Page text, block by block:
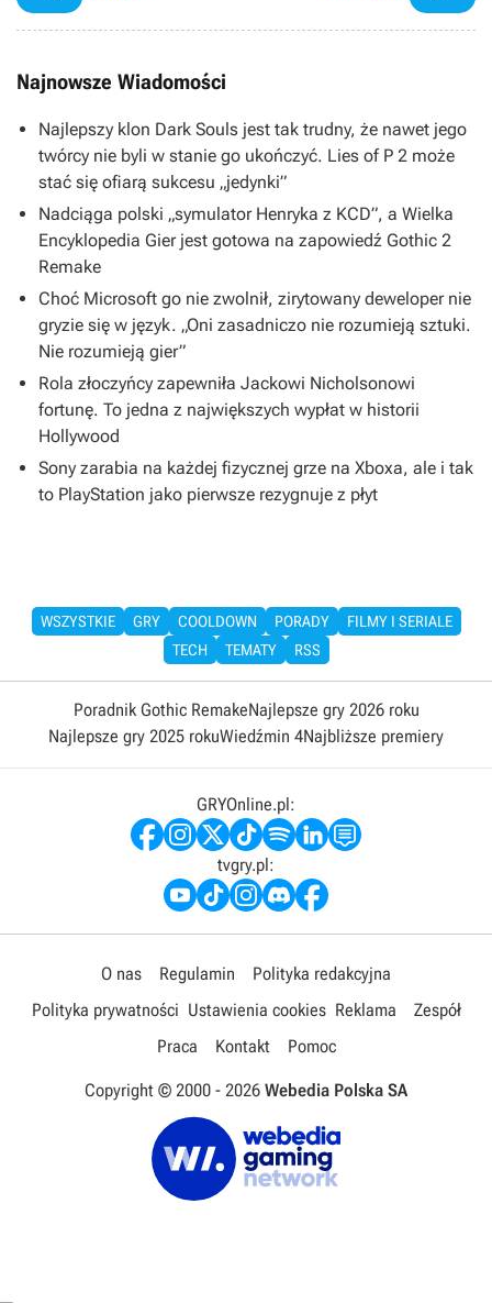
Najnowsze Wiadomości
Najlepszy klon Dark Souls jest tak trudny, że nawet jego
twórcy nie byli w stanie go ukończyć. Lies of P 2 może
stać się ofiarą sukcesu „jedynki”
Nadciąga polski „symulator Henryka z KCD”, a Wielka
Encyklopedia Gier jest gotowa na zapowiedź Gothic 2
Remake
Choć Microsoft go nie zwolnił, zirytowany deweloper nie
gryzie się w język. „Oni zasadniczo nie rozumieją sztuki.
Nie rozumieją gier”
Rola złoczyńcy zapewniła Jackowi Nicholsonowi
fortunę. To jedna z największych wypłat w historii
Hollywood
Sony zarabia na każdej fizycznej grze na Xboxa, ale i tak
to PlayStation jako pierwsze rezygnuje z płyt
WSZYSTKIE GRY COOLDOWN PORADY
FILMY I SERIALE
TECH
TEMATY RSS
Poradnik Gothic RemakeNajlepsze gry 2026 roku
Najlepsze gry 2025 rokuWiedźmin 4Najbliższe premiery
GRYOnline.pl:
tvgry.pl:
O nas Regulamin
Polityka redakcyjna
Polityka prywatności Ustawienia cookies Reklama
Zespół
Praca
Kontakt Pomoc
Copyright © 2000 - 2026 Webedia Polska SA